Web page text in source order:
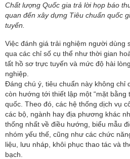
Chất lượng Quốc gia trả lời họp báo
quan đến xây dựng Tiêu chuẩn quốc
tuyến.
Việc đánh giá trải nghiệm người dùng
qua các chỉ số cụ thể như thời gian
tất hồ sơ trực tuyến và mức độ hài
nghiệp.
Đáng chú ý, tiêu chuẩn này không chỉ
còn hướng tới thiết lập một “mặt bằng
quốc. Theo đó, các hệ thống dịch vụ
các bộ, ngành hay địa phương khác
thống nhất về điều hướng, biểu mẫu
nhóm yếu thế, cũng như các chức
liệu, lưu nháp, khôi phục thao tác và
bạch.